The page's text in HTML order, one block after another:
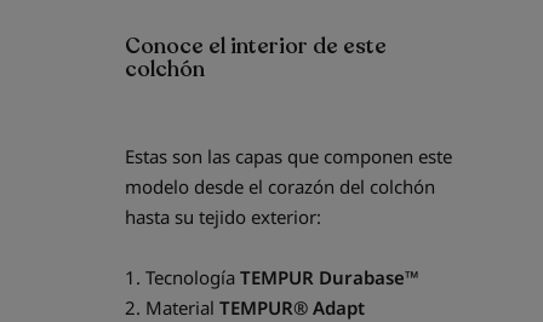
Conoce el interior de este
colchón
Estas son las capas que componen este
modelo desde el corazón del colchón
hasta su tejido exterior:
1. Tecnología TEMPUR Durabase™
2. Material TEMPUR® Adapt